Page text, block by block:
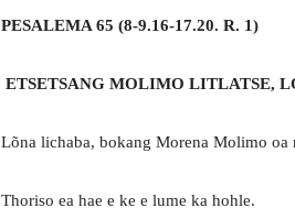
PESALEMA 65 (8-9.16-17.20. R. 1)
ETSETSANG MOLIMO LITLATSE,
Lõna lichaba, bokang Morena Molimo oa
Thoriso ea hae e ke e lume ka hohle.